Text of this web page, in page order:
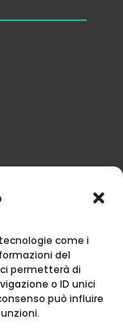
come i
del
permetterà di
o ID unici
può influire